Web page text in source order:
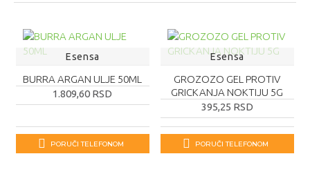
Esensa
BURRA ARGAN ULJE 50ML
1.809,60 RSD
PORUČI TELEFONOM
Esensa
GROZOZO GEL PROTIV
GRICKANJA NOKTIJU 5G
395,25 RSD
PORUČI TELEFONOM